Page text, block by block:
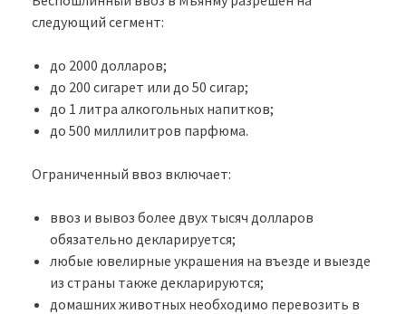
следующий сегмент:
до 2000 долларов;
до 200 сигарет или до 50 сигар;
до 1 литра алкогольных напитков;
до 500 миллилитров парфюма.
Ограниченный ввоз включает:
ввоз и вывоз более двух тысяч долларов
обязательно декларируется;
любые ювелирные украшения на въезде и выезде
из страны также декларируются;
домашних животных необходимо перевозить в